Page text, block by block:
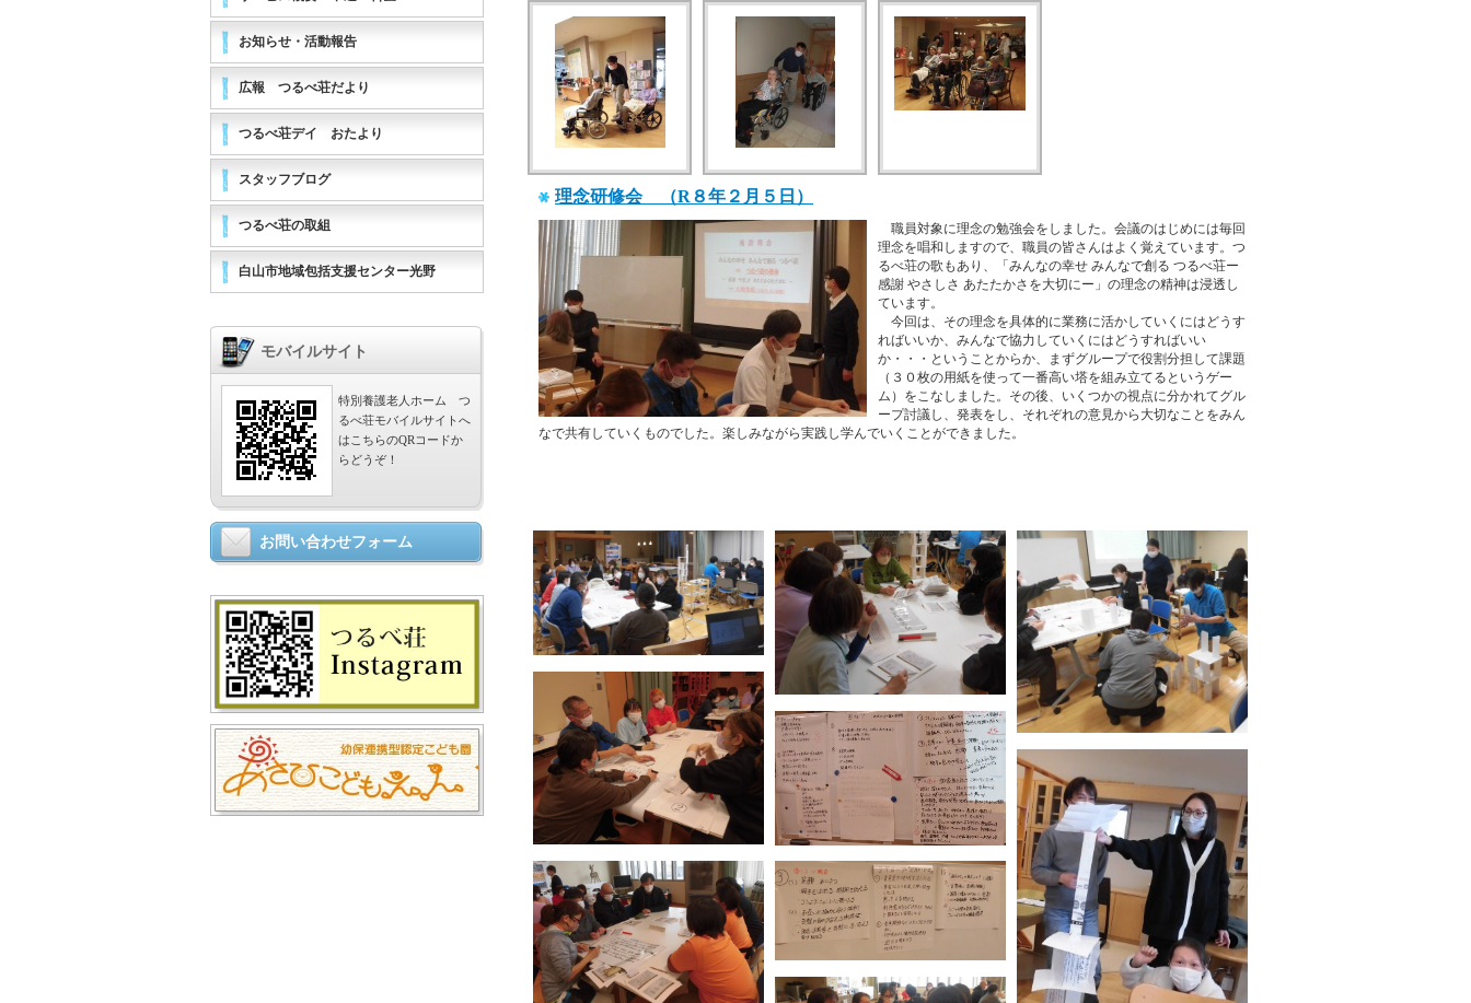
理念研修会 （R８年２月５日）
職員対象に理念の勉強会をしました。会議のはじめには毎回
理念を唱和しますので、職員の皆さんはよく覚えています。つ
るべ荘の歌もあり、「みんなの幸せ みんなで創る つるべ荘ー
感謝 やさしさ あたたかさを大切にー」の理念の精神は浸透し
ています。
今回は、その理念を具体的に業務に活かしていくにはどうす
ればいいか、みんなで協力していくにはどうすればいい
か・・・ということからか、まずグループで役割分担して課題
（３０枚の用紙を使って一番高い塔を組み立てるというゲー
ム）をこなしました。その後、いくつかの視点に分かれてグル
ープ討議し、発表をし、それぞれの意見から大切なことをみん
なで共有していくものでした。楽しみながら実践し学んでいくことができました。
お知らせ・活動報告
広報 つるべ荘だより
つるべ荘デイ おたより
スタッフブログ
つるべ荘の取組
白山市地域包括支援センター光野
モバイルサイト
特別養護老人ホーム つ
るべ荘モバイルサイトへ
はこちらのQRコードか
らどうぞ！
お問い合わせフォーム